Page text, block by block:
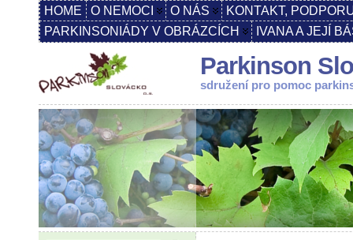
HOME O NEMOCI O NÁS
KONTAKT,
PARKINSONIÁDY V OBRÁZCÍCH
IVANA A JEJÍ
Parkinson
sdružení pro pomoc